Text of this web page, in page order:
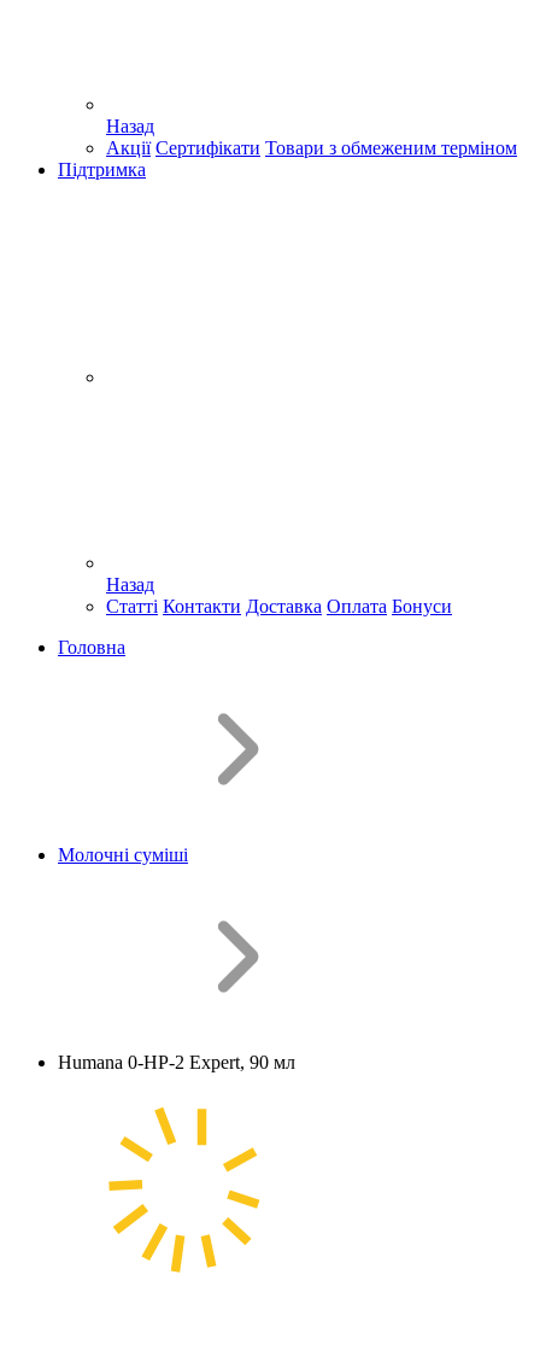
Назад
Акції Сертифікати Товари з обмеженим терміном
Підтримка
Назад
Статті Контакти Доставка Оплата Бонуси
Головна
Молочні суміші
Humana 0-HP-2 Expert, 90 мл